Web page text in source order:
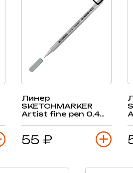
Линер
SKETCHMARKER
Artist fine pen 0,4
55 ₽